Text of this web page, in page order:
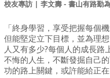
校友專訪 | 李文壽 - 書山有路勤
「終身學習，享受把握每個
但能堅定立下目標，並為理
人又有多少?每個人的成長
不悔的人生，不斷發掘自己
功的路上關鍵，或許能給正